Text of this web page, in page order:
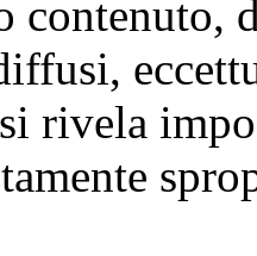
contenuto,
rivela